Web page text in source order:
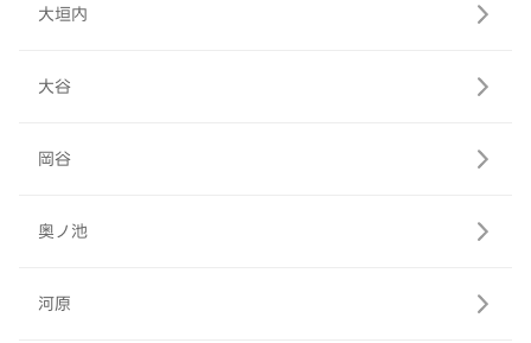
大垣内
大谷
岡谷
奥ノ池
河原